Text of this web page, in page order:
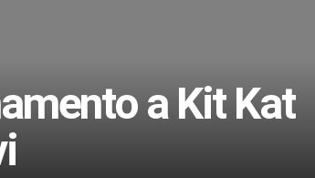
a Kit Kat